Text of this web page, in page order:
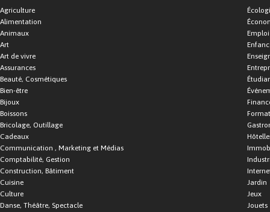
Agriculture
Alimentation
Animaux
Art
Art de vivre
Assurances
Beauté, Cosmétiques
Bien-être
Bijoux
Boissons
Bricolage, Outillage
Cadeaux
Communication , Marketing et Médias
Comptabilité, Gestion
Construction, Bâtiment
Cuisine
Culture
Danse, Théâtre, Spectacle
Emploi
Jardin
Jeux
Jouets